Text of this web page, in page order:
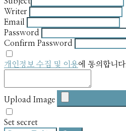
Writer
Email
Password
Confirm Password
개인정보 수집 및 이용에 동의합니다.
Upload Image
Set secret